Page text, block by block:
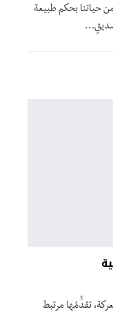
حياتنا بحكم طبيعة
صديقٍ…
تقدُّمُها مرتبط